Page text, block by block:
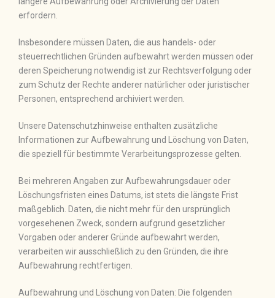
erfordern.
Insbesondere müssen Daten, die aus handels- oder
steuerrechtlichen Gründen aufbewahrt werden müssen oder
deren Speicherung notwendig ist zur Rechtsverfolgung oder
zum Schutz der Rechte anderer natürlicher oder juristischer
Personen, entsprechend archiviert werden.
Unsere Datenschutzhinweise enthalten zusätzliche
Informationen zur Aufbewahrung und Löschung von Daten,
die speziell für bestimmte Verarbeitungsprozesse gelten.
Bei mehreren Angaben zur Aufbewahrungsdauer oder
Löschungsfristen eines Datums, ist stets die längste Frist
maßgeblich. Daten, die nicht mehr für den ursprünglich
vorgesehenen Zweck, sondern aufgrund gesetzlicher
Vorgaben oder anderer Gründe aufbewahrt werden,
verarbeiten wir ausschließlich zu den Gründen, die ihre
Aufbewahrung rechtfertigen.
Aufbewahrung und Löschung von Daten: Die folgenden